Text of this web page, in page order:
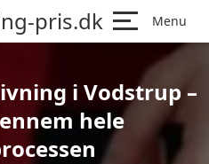
pris.dk Menu
i Vodstrup –
hele